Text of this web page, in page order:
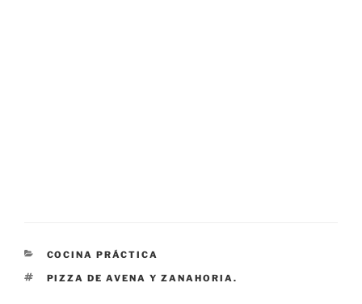
CATEGORÍAS
COCINA PRÁCTICA
ETIQUETAS
PIZZA DE AVENA Y ZANAHORIA.